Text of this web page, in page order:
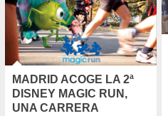
MADRID ACOGE LA 2ª
DISNEY MAGIC RUN,
UNA CARRERA